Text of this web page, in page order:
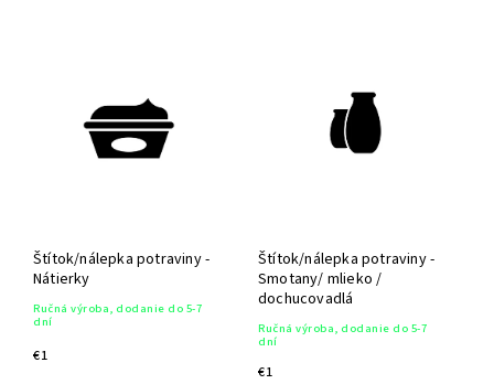
Štítok/nálepka potraviny -
Nátierky
Ručná výroba, dodanie do 5-7
dní
€1
Štítok/nálepka potraviny -
Smotany/ mlieko /
dochucovadlá
Ručná výroba, dodanie do 5-7
dní
€1